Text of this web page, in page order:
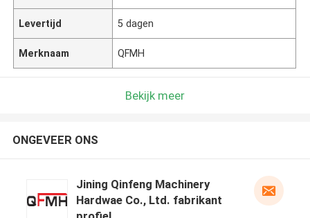
Levertijd 5 dagen
Merknaam QFMH
Bekijk meer
ONGEVEER ONS
Jining Qinfeng Machinery
Hardwae Co., Ltd. fabrikant